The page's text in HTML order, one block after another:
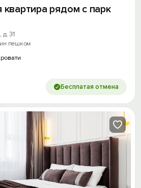
рядом с парк
д. 31
пешком
Бесплатая отмена